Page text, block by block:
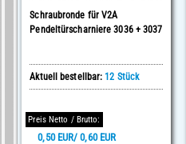
Schraubronde für V2A
Pendeltürscharniere 3036 + 3037
Aktuell bestellbar: 12 Stück
Preis Netto / Brutto:
0,50 EUR/ 0,60 EUR